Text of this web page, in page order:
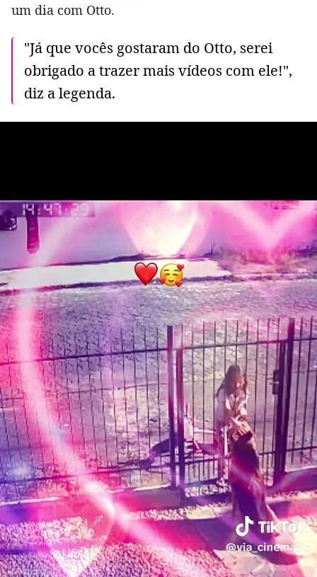
um dia com Otto.
"Já que vocês gostaram do Otto, serei
obrigado a trazer mais vídeos com ele!",
diz a legenda.